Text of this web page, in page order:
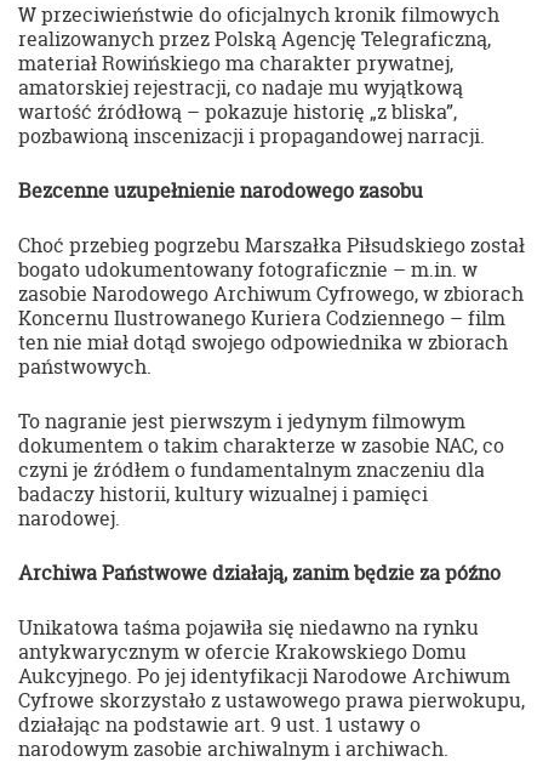
W przeciwieństwie do oficjalnych kronik filmowych
realizowanych przez Polską Agencję Telegraficzną,
materiał Rowińskiego ma charakter prywatnej,
amatorskiej rejestracji, co nadaje mu wyjątkową
wartość źródłową – pokazuje historię „z bliska”,
pozbawioną inscenizacji i propagandowej narracji.
Bezcenne uzupełnienie narodowego zasobu
Choć przebieg pogrzebu Marszałka Piłsudskiego został
bogato udokumentowany fotograficznie – m.in. w
zasobie Narodowego Archiwum Cyfrowego, w zbiorach
Koncernu Ilustrowanego Kuriera Codziennego – film
ten nie miał dotąd swojego odpowiednika w zbiorach
państwowych.
To nagranie jest pierwszym i jedynym filmowym
dokumentem o takim charakterze w zasobie NAC, co
czyni je źródłem o fundamentalnym znaczeniu dla
badaczy historii, kultury wizualnej i pamięci
narodowej.
Archiwa Państwowe działają, zanim będzie za późno
Unikatowa taśma pojawiła się niedawno na rynku
antykwarycznym w ofercie Krakowskiego Domu
Aukcyjnego. Po jej identyfikacji Narodowe Archiwum
Cyfrowe skorzystało z ustawowego prawa pierwokupu,
działając na podstawie art. 9 ust. 1 ustawy o
narodowym zasobie archiwalnym i archiwach.